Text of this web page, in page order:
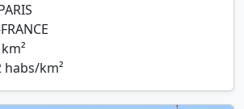
habs/km²